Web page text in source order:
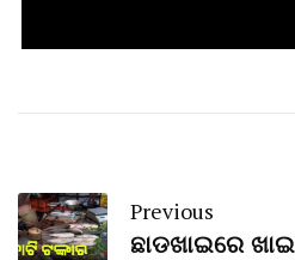
Previous
ଛାଡଖାଇରେ